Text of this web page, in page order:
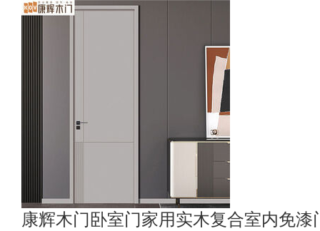
康辉木门卧室门家用实木复合室内免